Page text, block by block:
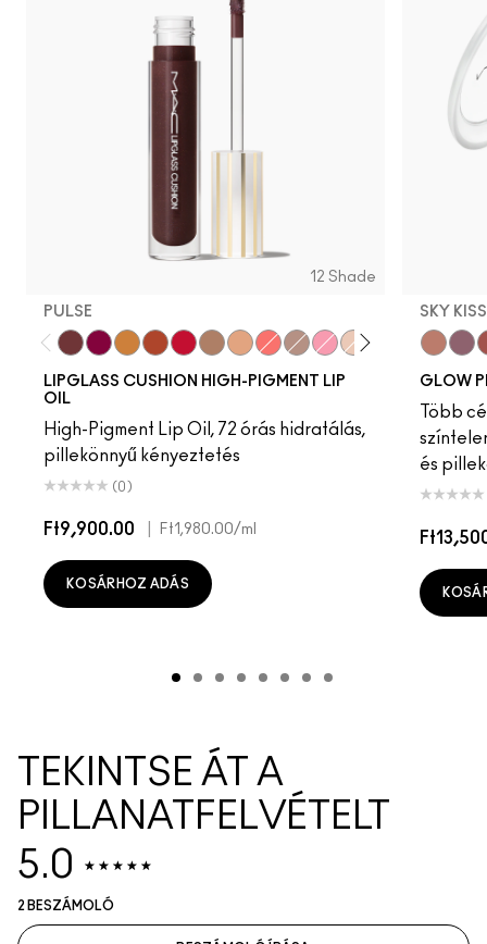
12 Shade
PULSE
LIPGLASS CUSHION HIGH-PIGMENT LIP
OIL
High-Pigment Lip Oil, 72 órás hidratálás,
pillekönnyű kényeztetés
(0)
Ft9,900.00 Ft1,980.00/ml
KOSÁRHOZ ADÁS
SKY
GLOW
Több
és
TEKINTSE ÁT A
PILLANATFELVÉTELT
5.0
2 BESZÁMOLÓ